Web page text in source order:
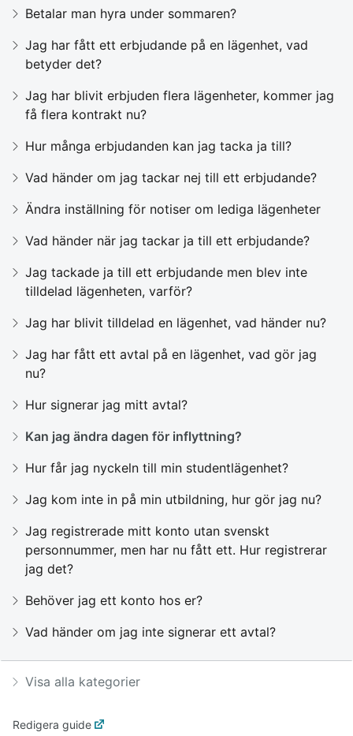
Betalar man hyra under sommaren?
Jag har fått ett erbjudande på en lägenhet, vad
betyder det?
Jag har blivit erbjuden flera lägenheter, kommer jag
få flera kontrakt nu?
Hur många erbjudanden kan jag tacka ja till?
Vad händer om jag tackar nej till ett erbjudande?
Ändra inställning för notiser om lediga lägenheter
Vad händer när jag tackar ja till ett erbjudande?
Jag tackade ja till ett erbjudande men blev inte
tilldelad lägenheten, varför?
Jag har blivit tilldelad en lägenhet, vad händer nu?
Jag har fått ett avtal på en lägenhet, vad gör jag
nu?
Hur signerar jag mitt avtal?
Kan jag ändra dagen för inflyttning?
Hur får jag nyckeln till min studentlägenhet?
Jag kom inte in på min utbildning, hur gör jag nu?
Jag registrerade mitt konto utan svenskt
personnummer, men har nu fått ett. Hur registrerar
jag det?
Behöver jag ett konto hos er?
Vad händer om jag inte signerar ett avtal?
Visa alla kategorier
Redigera guide